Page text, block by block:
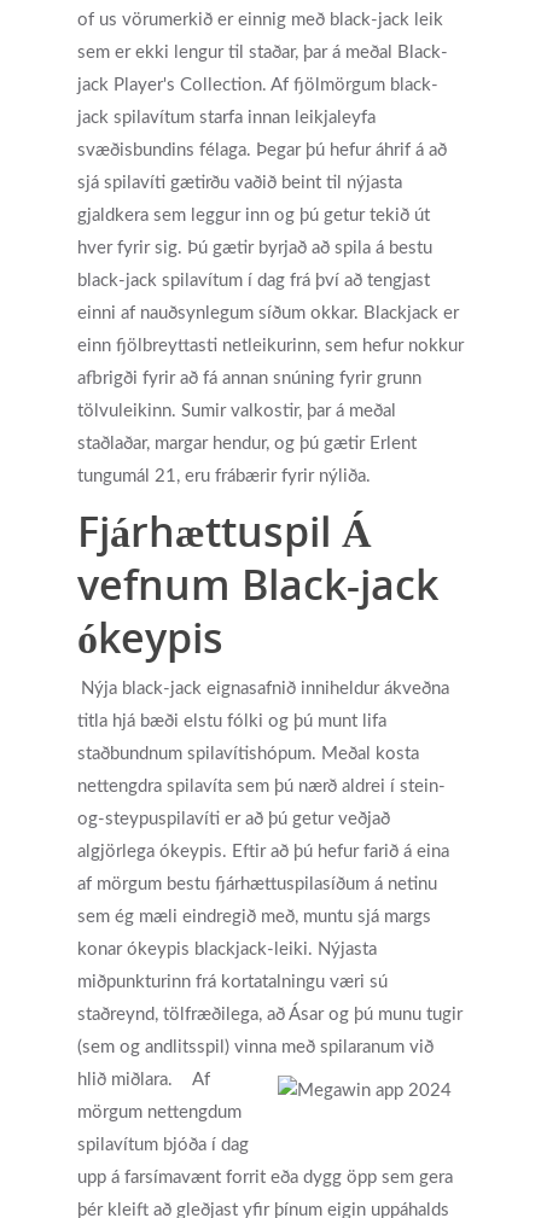
of us vörumerkið er einnig með black-jack leik
sem er ekki lengur til staðar, þar á meðal Black-
jack Player's Collection. Af fjölmörgum black-
jack spilavítum starfa innan leikjaleyfa
svæðisbundins félaga. Þegar þú hefur áhrif á að
sjá spilavíti gætirðu vaðið beint til nýjasta
gjaldkera sem leggur inn og þú getur tekið út
hver fyrir sig. Þú gætir byrjað að spila á bestu
black-jack spilavítum í dag frá því að tengjast
einni af nauðsynlegum síðum okkar. Blackjack er
einn fjölbreyttasti netleikurinn, sem hefur nokkur
afbrigði fyrir að fá annan snúning fyrir grunn
tölvuleikinn. Sumir valkostir, þar á meðal
staðlaðar, margar hendur, og þú gætir Erlent
tungumál 21, eru frábærir fyrir nýliða.
Fjárhættuspil Á
vefnum Black-jack
ókeypis
Nýja black-jack eignasafnið inniheldur ákveðna
titla hjá bæði elstu fólki og þú munt lifa
staðbundnum spilavítishópum. Meðal kosta
nettengdra spilavíta sem þú nærð aldrei í stein-
og-steypuspilavíti er að þú getur veðjað
algjörlega ókeypis. Eftir að þú hefur farið á eina
af mörgum bestu fjárhættuspilasíðum á netinu
sem ég mæli eindregið með, muntu sjá margs
konar ókeypis blackjack-leiki. Nýjasta
miðpunkturinn frá kortatalningu væri sú
staðreynd, tölfræðilega, að Ásar og þú munu tugir
(sem og andlitsspil) vinna með spilaranum við
hlið miðlara.
Af
mörgum nettengdum
spilavítum bjóða í dag
upp á farsímavænt forrit eða dygg öpp sem gera
þér kleift að gleðjast yfir þínum eigin uppáhalds
Why Do Providers Charge For
And Late Cancelations?
Low Cost / Free Counseling
Reflective Listening